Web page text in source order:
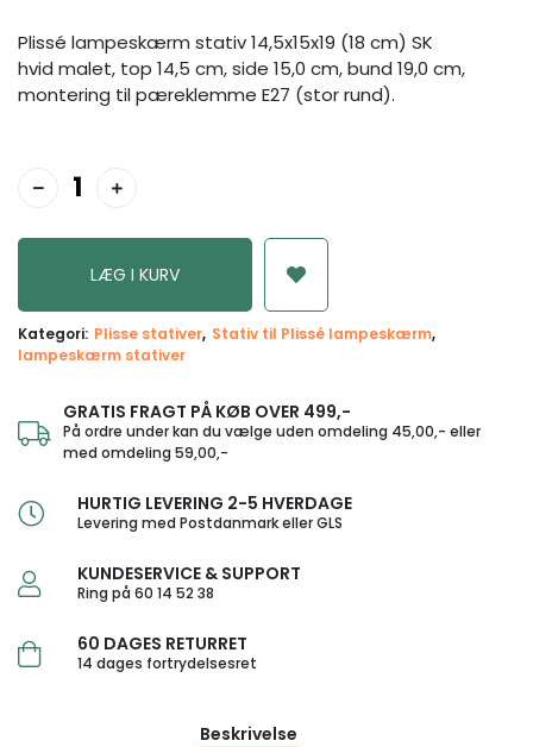
Plissé lampeskærm stativ 14,5x15x19 (18 cm) SK
hvid malet, top 14,5 cm, side 15,0 cm, bund 19,0 cm,
montering til pæreklemme E27 (stor rund).
Kategori: Plisse stativer Stativ til Plissé lampeskærm
lampeskærm stativer
GRATIS FRAGT PÅ KØB OVER 499,-
På ordre under kan du vælge uden omdeling 45,00,- eller
med omdeling 59,00,-
HURTIG LEVERING 2-5 HVERDAGE
Levering med Postdanmark eller GLS
KUNDESERVICE & SUPPORT
Ring på 60 14 52 38
60 DAGES RETURRET
14 dages fortrydelsesret
Beskrivelse